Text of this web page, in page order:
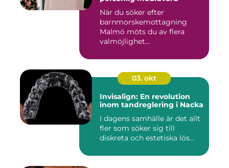
När du söker efter
barnmorskemottagning
Malmö möts du av flera
valmöjlighet...
03. okt
Invisalign: En revolution
inom tandreglering i Nacka
I dagens samhälle är det allt
fler som söker sig till
diskreta och estetiska lös...